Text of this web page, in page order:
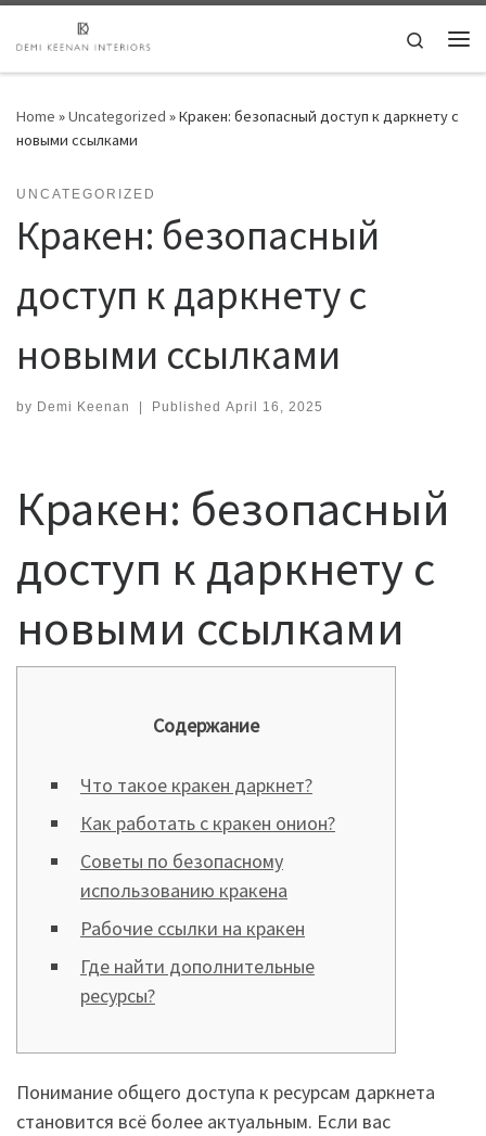
Skip to content
Search
Home »Uncategorized »Кракен: безопасный доступ к даркнету с
новыми ссылками
UNCATEGORIZED
Кракен: безопасный
доступ к даркнету с
новыми ссылками
by Demi Keenan | Published April 16, 2025
Кракен: безопасный
доступ к даркнету с
новыми ссылками
Содержание
Что такое кракен даркнет?
Как работать с кракен онион?
Советы по безопасному
использованию кракена
Рабочие ссылки на кракен
Где найти дополнительные
ресурсы?
Понимание общего доступа к ресурсам даркнета
становится всё более актуальным. Если вас